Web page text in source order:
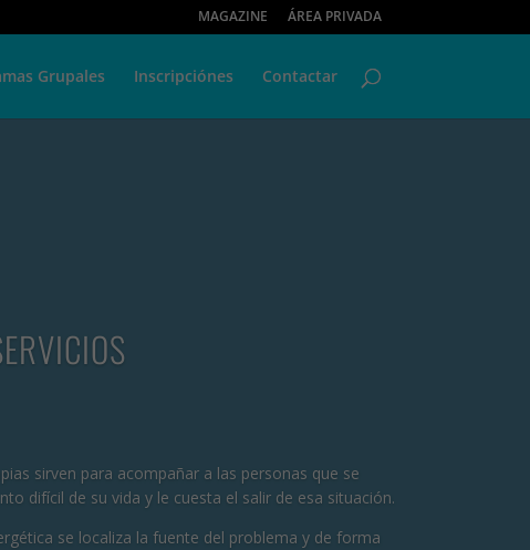
MAGAZINE ÁREA PRIVADA
Grupales Inscripciónes Contactar
sirven para acompañar a las personas que se
difícil de su vida y le cuesta el salir de esa situación.
se localiza la fuente del problema y de forma